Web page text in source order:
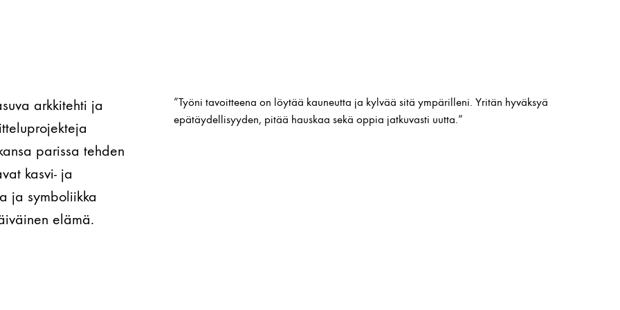
arkkitehti ja
parissa tehden
kasvi- ja
ja symboliikka
elämä.
”Työni tavoitteena on löytää kauneutta ja kylvää sitä ympärilleni. Yritän hyväksyä
epätäydellisyyden, pitää hauskaa sekä oppia jatkuvasti uutta.”